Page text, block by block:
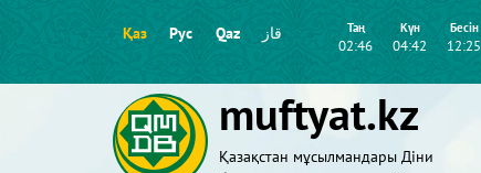
Қаз Рус Qaz قاز Таң
02:46
Күн
04:42
Бесін
12:25
muftyat.kz
Қазақстан мұсылмандары Діни